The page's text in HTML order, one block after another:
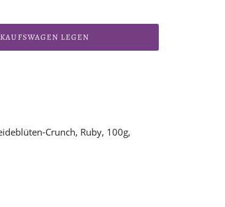
LEGEN
Crunch, Ruby, 100g,